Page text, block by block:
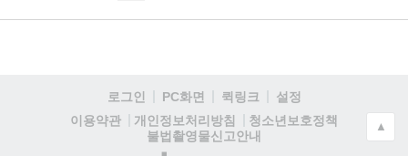
로그인 PC화면 퀵링크
설정
이용약관
개인정보처리방침
청소년보호정책
불법촬영물신고안내
▲